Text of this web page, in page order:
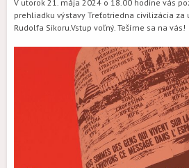
V utorok 21. mája 2024 o 18.00 hodine vás
prehliadku výstavy Treťotriedna civilizácia za
Rudolfa Sikoru.Vstup voľný. Tešíme sa na vás!